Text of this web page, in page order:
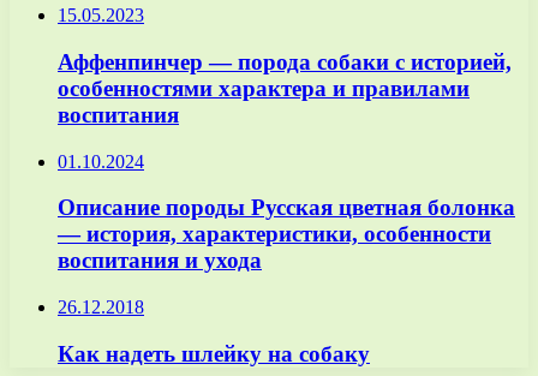
15.05.2023
Аффенпинчер — порода собаки с историей,
особенностями характера и правилами
воспитания
01.10.2024
Описание породы Русская цветная болонка
— история, характеристики, особенности
воспитания и ухода
26.12.2018
Как надеть шлейку на собаку